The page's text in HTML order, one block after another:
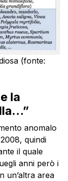
(fonte:
la
anomalo
quindi
il quale
anni però i
un’altra area